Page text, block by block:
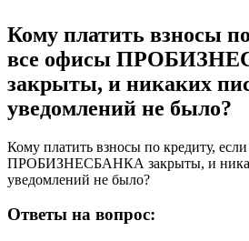
Кому платить взносы
все офисы
закрыты, и никаких
уведомлений не было?
Кому платить взносы по кредиту,
ПРОБИЗНЕСБАНКА закрыты, и
уведомлений не было?
Ответы на вопрос: